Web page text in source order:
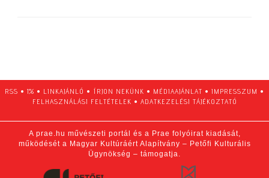
RSS • 1% • LINKAJÁNLÓ • ÍRJON NEKÜNK • MÉDIAAJÁNLAT • IMPRESSZUM •
FELHASZNÁLÁSI FELTÉTELEK • ADATKEZELÉSI TÁJÉKOZTATÓ
A prae.hu művészeti portál és a Prae folyóirat kiadását,
működését a Magyar Kultúráért Alapítvány – Petőfi Kulturális
Ügynökség – támogatja.